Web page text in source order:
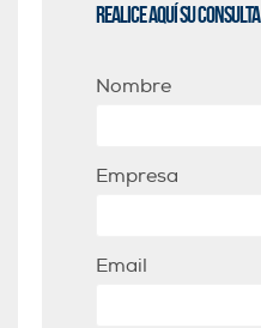
Realice aquí su consulta
Nombre
Empresa
Email